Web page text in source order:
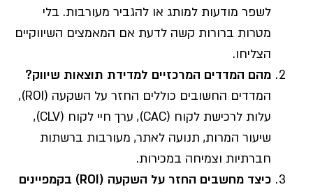
לשפר מודעות למותג או להגביר מעורבות. בלי
מטרות ברורות קשה לדעת אם המאמצים השיווקיים
הצליחו.
מהם המדדים המרכזיים למדידת תוצאות שיווק?
המדדים החשובים כוללים החזר על השקעה (ROI),
עלות לרכישת לקוח (CAC), ערך חיי לקוח (CLV),
שיעור המרות, תנועה לאתר, מעורבות ברשתות
חברתיות וצמיחה במכירות.
כיצד מחשבים החזר על השקעה (ROI)
בקמפיינים